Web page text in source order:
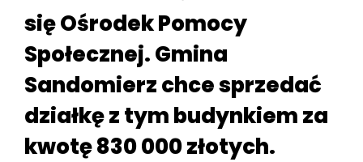
się Ośrodek Pomocy
Społecznej. Gmina
Sandomierz chce sprzedać
działkę z tym budynkiem za
kwotę 830 000 złotych.